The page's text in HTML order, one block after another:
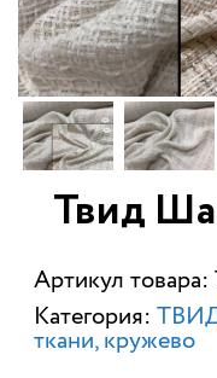
Твид
Артикул
Категория:
ткани, кружево